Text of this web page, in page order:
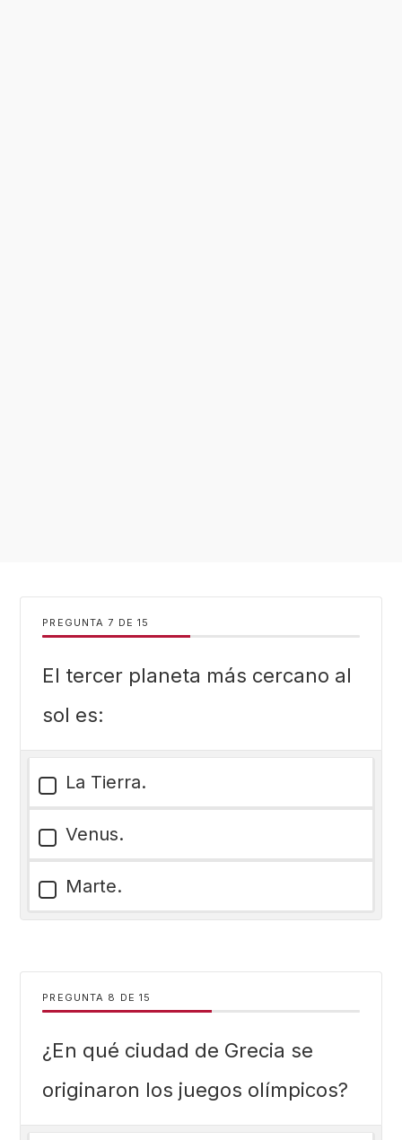
PREGUNTA DE 15
El tercer planeta más cercano al
sol es:
La Tierra.
Venus.
Marte.
PREGUNTA DE 15
¿En qué ciudad de Grecia se
originaron los juegos olímpicos?